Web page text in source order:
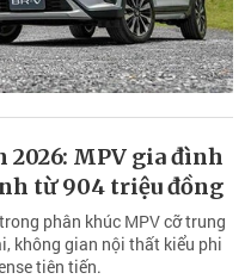
MPV gia đình
từ 904 triệu đồng
phân khúc MPV cỡ trung
không gian nội thất kiểu phi
tiên tiến.